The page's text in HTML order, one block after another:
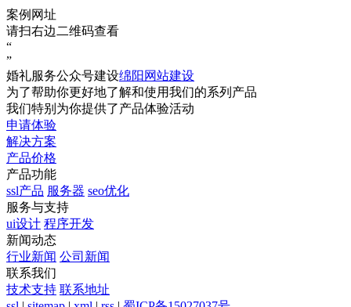
案例网址
请扫右边二维码查看
“
”
婚礼服务公众号建设绵阳网站建设
为了帮助你更好地了解和使用我们的系列产品
我们特别为你提供了产品体验活动
申请体验
解决方案
产品价格
产品功能
ssl产品 服务器 seo优化
服务与支持
ui设计 程序开发
新闻动态
行业新闻 公司新闻
联系我们
技术支持 联系地址